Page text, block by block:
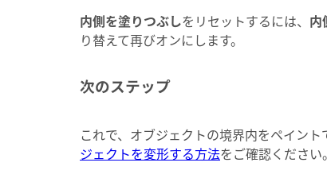
内側を塗りつぶしをリセットするには、 内
り替えて再びオンにします。
次のステップ
これで、オブジェクトの境界内をペイン
ジェクトを変形する方法をご確認ください。